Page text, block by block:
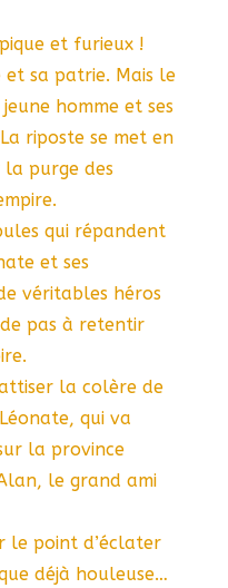
et furieux !
sa patrie. Mais le
homme et ses
riposte se met en
la purge des
qui répandent
et ses
véritables héros
pas à retentir
la colère de
qui va
la province
le grand ami
le point d’éclater
déjà houleuse…